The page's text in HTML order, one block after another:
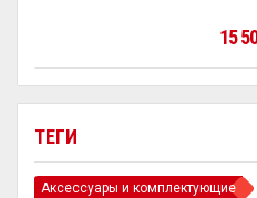
ТЕГИ
Аксессуары и комплектующие
15